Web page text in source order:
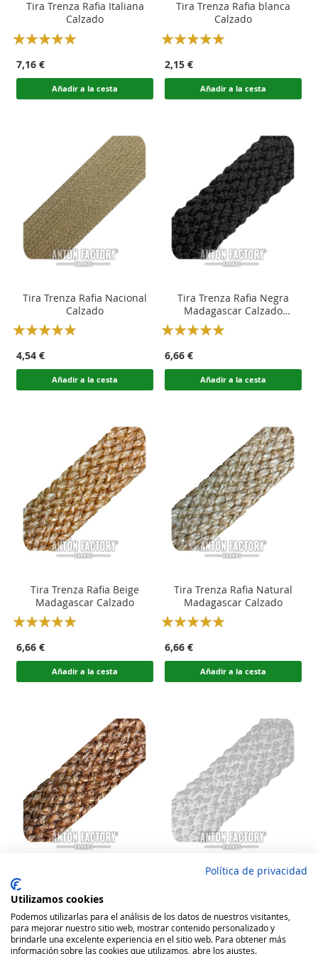
Tira Trenza Rafia Italiana
Calzado
Rating:
7,16 €
Añadir a la cesta
Tira Trenza Rafia blanca
Calzado
Rating:
2,15 €
Añadir a la cesta
Tira Trenza Rafia Nacional
Calzado
Rating:
4,54 €
Añadir a la cesta
Tira Trenza Rafia Negra
Madagascar Calzado
Calzado
Rating:
6,66 €
Añadir a la cesta
Tira Trenza Rafia Beige
Madagascar Calzado
Rating:
6,66 €
Añadir a la cesta
Tira Trenza Rafia Natural
Madagascar Calzado
Rating:
6,66 €
Añadir a la cesta
Madagascar Calzado
100
% of 100
6,66 €
Tira Trenza Rafia Blanca
100
% of100
6,66 €
Política de privacidad
Utilizamos cookies
Podemos utilizarlas para el análisis de los datos de nuestros visitantes,
para mejorar nuestro sitio web, mostrar contenido personalizado y
brindarle una excelente experiencia en el sitio web. Para obtener más
información sobre las cookies que utilizamos, abre los ajustes.